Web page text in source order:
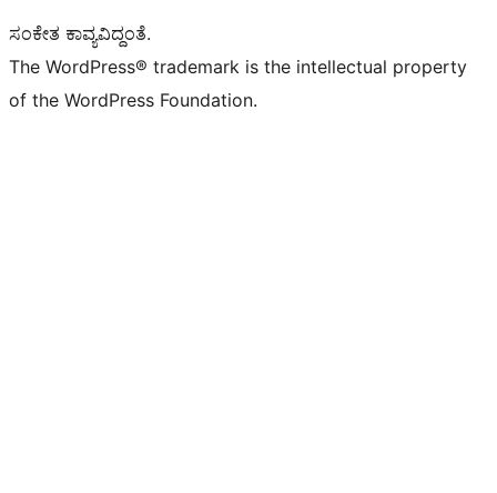
ಸಂಕೇತ ಕಾವ್ಯವಿದ್ದಂತೆ.
The WordPress® trademark is the intellectual property
of the WordPress Foundation.